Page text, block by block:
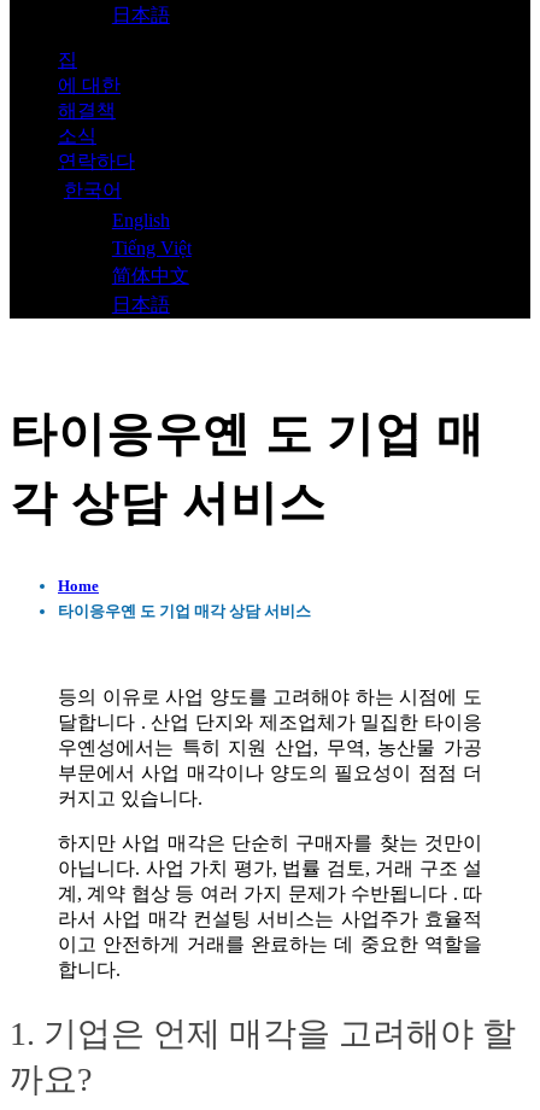
日本語
집
에 대한
해결책
소식
연락하다
한국어
English
Tiếng Việt
简体中文
日本語
타이응우옌 도 기업 매
각 상담 서비스
Home
타이응우옌 도 기업 매각 상담 서비스
등의 이유로 사업 양도를 고려해야 하는 시점에 도
달합니다 . 산업 단지와 제조업체가 밀집한 타이응
우옌성에서는 특히 지원 산업, 무역, 농산물 가공
부문에서 사업 매각이나 양도의 필요성이 점점 더
커지고 있습니다.
하지만 사업 매각은 단순히 구매자를 찾는 것만이
아닙니다. 사업 가치 평가, 법률 검토, 거래 구조 설
계, 계약 협상 등 여러 가지 문제가 수반됩니다 . 따
라서 사업 매각 컨설팅 서비스는 사업주가 효율적
이고 안전하게 거래를 완료하는 데 중요한 역할을
합니다.
1. 기업은 언제 매각을 고려해야 할
까요?